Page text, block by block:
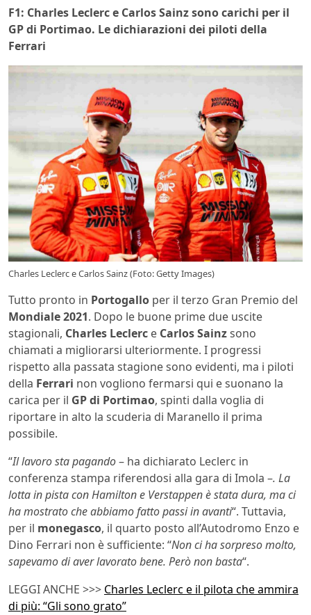
F1: Charles Leclerc e Carlos Sainz sono carichi per il
GP di Portimao. Le dichiarazioni dei piloti della
Ferrari
Charles Leclerc e Carlos Sainz (Foto: Getty Images)
Tutto pronto in Portogallo per il terzo Gran Premio del
Mondiale 2021. Dopo le buone prime due uscite
stagionali, Charles Leclerc e Carlos Sainzsono
chiamati a migliorarsi ulteriormente. I progressi
rispetto alla passata stagione sono evidenti, ma i piloti
della Ferrari non vogliono fermarsi qui e suonano la
carica per il GP di Portimao, spinti dalla voglia di
riportare in alto la scuderia di Maranello il prima
possibile.
“Il lavoro sta pagando– ha dichiarato Leclerc in
conferenza stampa riferendosi alla gara di Imola –. La
lotta in pista con Hamilton e Verstappen è stata dura, ma ci
ha mostrato che abbiamo fatto passi in avanti“. Tuttavia,
per il monegasco, il quarto posto all’Autodromo Enzo e
Dino Ferrari non è sufficiente: “Non ci ha sorpreso molto,
sapevamo di aver lavorato bene. Però non basta“.
LEGGI ANCHE >>> Charles Leclerc e il pilota che ammira
di più: “Gli sono grato”